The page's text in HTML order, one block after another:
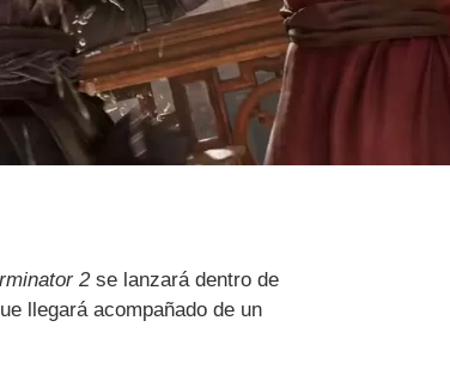
2se lanzará dentro de
llegará acompañado de un